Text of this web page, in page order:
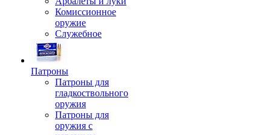
Комиссионное
оружие
Служебное
Патроны
Патроны для
гладкоствольного
оружия
Патроны для
оружия с